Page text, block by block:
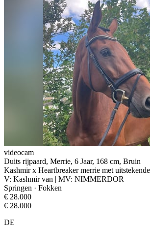
videocam
Duits rijpaard, Merrie, 6 Jaar, 168 cm, Bruin
Kashmir x Heartbreaker merrie met
V: Kashmir van | MV: NIMMERDOR
Springen · Fokken
€ 28.000
€ 28.000
DE